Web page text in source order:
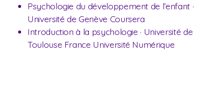
Psychologie du développement de l’enfant ·
Université de Genève Coursera
Introduction à la psychologie · Université de
Toulouse France Université Numérique